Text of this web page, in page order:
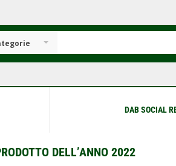
DAB SOCIAL
DELL’ANNO 2022